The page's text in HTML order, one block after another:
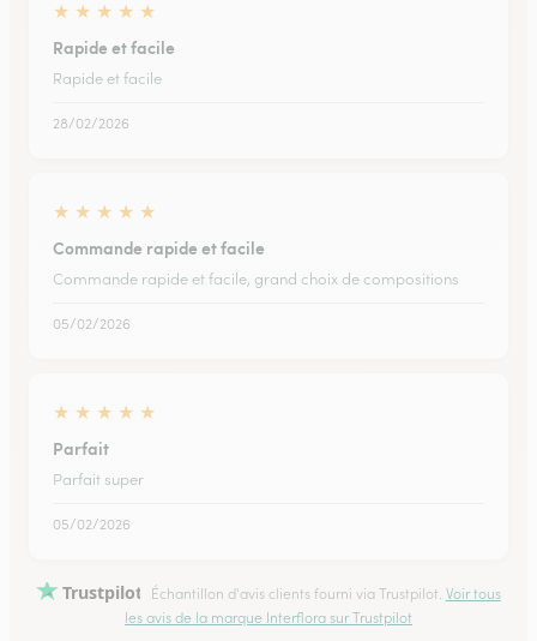
★ ★ ★ ★ ★
Rapide et facile
Rapide et facile
28/02/2026
★ ★ ★ ★ ★
Commande rapide et facile
Commande rapide et facile, grand choix de compositions
05/02/2026
★ ★ ★ ★ ★
Parfait
Parfait super
05/02/2026
Trustpilot Échantillon d'avis clients fourni via Trustpilot. Voir tous
les avis de la marque Interflora sur Trustpilot